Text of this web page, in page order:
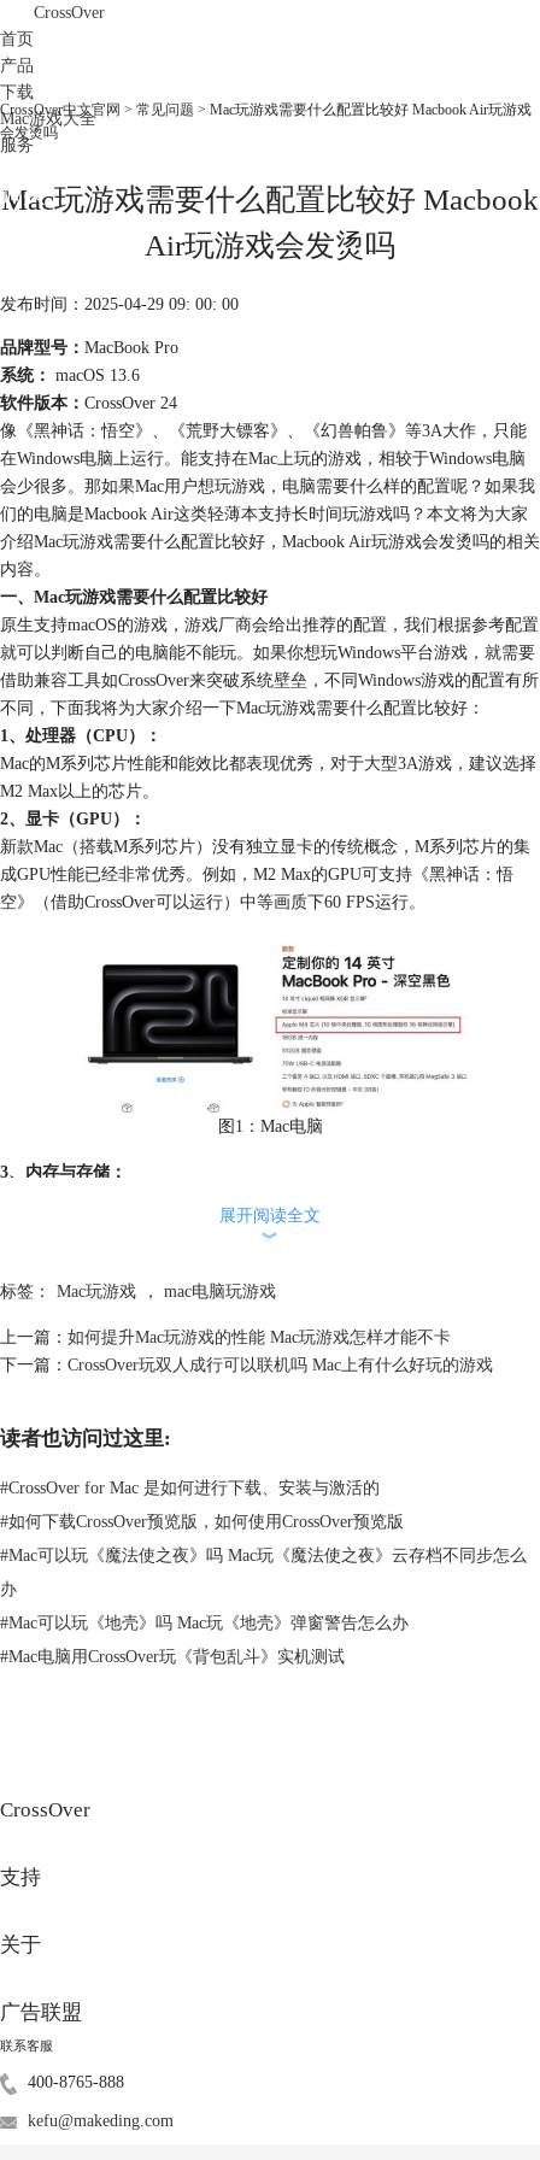
CrossOver
首页
产品
下载
Mac游戏大全
服务
购买
CrossOver中文官网 > 常见问题 > Mac玩游戏需要什么配置比较好 Macbook Air玩游戏
会发烫吗
Mac玩游戏需要什么配置比较好 Macbook
Air玩游戏会发烫吗
发布时间：2025-04-29 09: 00: 00
品牌型号： MacBook Pro
系统： macOS 13.6
软件版本： CrossOver 24
像《黑神话：悟空》、《荒野大镖客》、《幻兽帕鲁》等3A大作，只能
在Windows电脑上运行。能支持在Mac上玩的游戏，相较于Windows电脑
会少很多。那如果Mac用户想玩游戏，电脑需要什么样的配置呢？如果我
们的电脑是Macbook Air这类轻薄本支持长时间玩游戏吗？本文将为大家
介绍Mac玩游戏需要什么配置比较好，Macbook Air玩游戏会发烫吗的相关
内容。
一、Mac玩游戏需要什么配置比较好
原生支持macOS的游戏，游戏厂商会给出推荐的配置，我们根据参考配置
就可以判断自己的电脑能不能玩。如果你想玩Windows平台游戏，就需要
借助兼容工具如CrossOver来突破系统壁垒，不同Windows游戏的配置有所
不同，下面我将为大家介绍一下Mac玩游戏需要什么配置比较好：
1、处理器（CPU）：
Mac的M系列芯片性能和能效比都表现优秀，对于大型3A游戏，建议选择
M2 Max以上的芯片。
2、显卡（GPU）：
新款Mac（搭载M系列芯片）没有独立显卡的传统概念，M系列芯片的集
成GPU性能已经非常优秀。例如，M2 Max的GPU可支持《黑神话：悟
空》（借助CrossOver可以运行）中等画质下60 FPS运行。
图1：Mac电脑
3、内存与存储：
减少游戏的卡顿。存储方面，建议选择256GB以上的固态硬盘（SSD），
间。
图2：Mac存储大小
软件优化与CrossOver打破系统壁垒：
对于非原生macOS游戏【如《赛博朋克2077》《黑神话：悟空》】，可通
过CrossOver实现Mac电脑无缝运行。CrossOver是一款无需虚拟机的兼容
工具，支持直接在macOS上安装Windows游戏，相比于【虚拟机】其核心
1）一键安装：内置搜索功能，可以一键安装Steam等平台。
2）高效运行：轻量化运行，避免【虚拟机】的性能损耗，帧率接近
3）资源占用低：相比虚拟机，CrossOver对内存和CPU的占用更低，适合
硬件配置不高的Mac。
展开阅读全文
︾
标签： Mac玩游戏 ， mac电脑玩游戏
上一篇： 如何提升Mac玩游戏的性能 Mac玩游戏怎样才能不卡
下一篇： CrossOver玩双人成行可以联机吗 Mac上有什么好玩的游戏
读者也访问过这里:
#CrossOver for Mac 是如何进行下载、安装与激活的
#如何下载CrossOver预览版，如何使用CrossOver预览版
#Mac可以玩《魔法使之夜》吗 Mac玩《魔法使之夜》云存档不同步怎么
办
#Mac可以玩《地壳》吗 Mac玩《地壳》弹窗警告怎么办
#Mac电脑用CrossOver玩《背包乱斗》实机测试
CrossOver
支持
关于
广告联盟
联系客服
400-8765-888
kefu@makeding.com